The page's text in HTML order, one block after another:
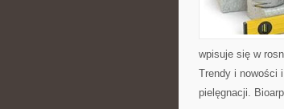
wpisuje się w
Trendy i nowości
pielęgnacji.